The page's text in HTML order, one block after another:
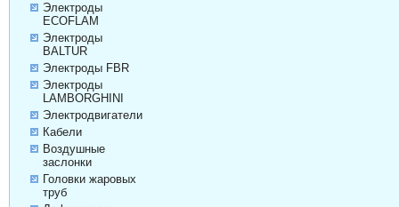
Электроды
ECOFLAM
Электроды
BALTUR
Электроды FBR
Электроды
LAMBORGHINI
Электродвигатели
Кабели
Воздушные
заслонки
Головки жаровых
труб